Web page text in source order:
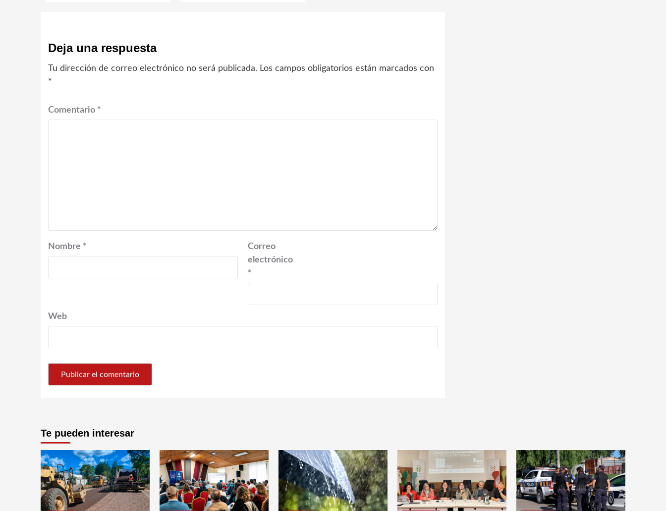
Deja una respuesta
Tu dirección de correo electrónico no será publicada. Los campos obligatorios están marcados con
*
Comentario *
Nombre *
Correo
electrónico
*
Web
Te pueden interesar